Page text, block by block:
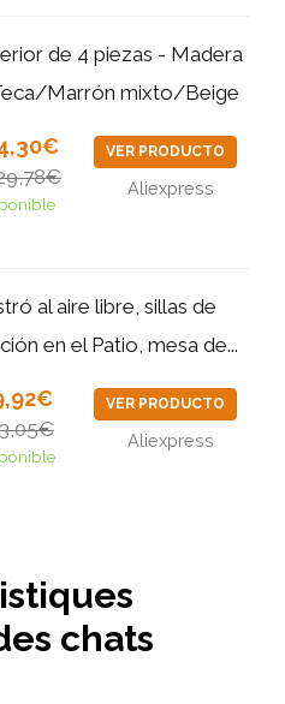
de 4 piezas - Madera
Marrón mixto/Beige
VER PRODUCTO
Aliexpress
al aire libre, sillas de
en el Patio, mesa de...
VER PRODUCTO
Aliexpress
chats